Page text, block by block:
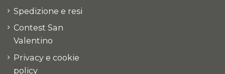
Spedizione e resi
Contest San
Valentino
Privacy e cookie
policy